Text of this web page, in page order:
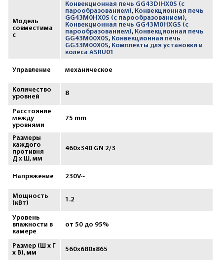
Модель
совместима
с
Конвекционная печь GG43DIHX0S (с
парообразованием), Конвекционная печь
GG43M0HX0S (с парообразованием),
Конвекционная печь GG43M0HXGS (с
парообразованием), Конвекционная печь
GG43M00X0S, Конвекционная печь
GG33M00X0S, Комплекты для установки и
колеса ASRU01
Управление механическое
Количество
уровней
8
Расстояние
между
уровнями
75 mm
Размеры
каждого
противня
Д х Ш, мм
460x340 GN 2/3
Напряжение 230V~
Мощность
(кВт)
1.2
Уровень
влажности в
камере
от 50 до 95%
Размер (Ш х Г
х В), мм
560x680x865